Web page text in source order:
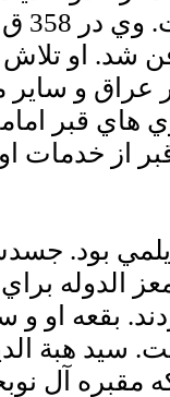
از
شد. او
و ساير
هاي قبر
بود. جسدش
الدوله
بقعه او و
سيد هبة
مقبره آل